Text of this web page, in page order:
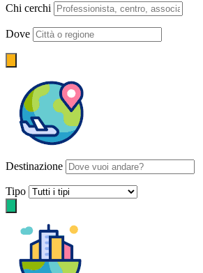
Chi cerchi
Dove
Destinazione
Tipo